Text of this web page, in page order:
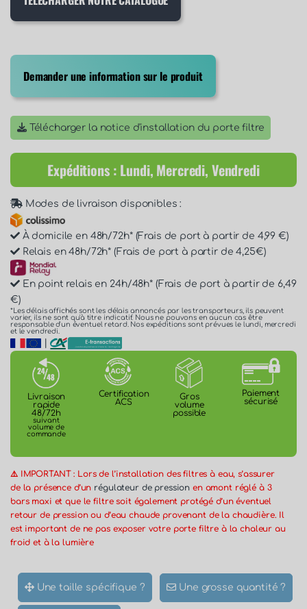
Demander une information sur le produit
Télécharger la notice d'installation du porte filtre
Expéditions : Lundi, Mercredi, Vendredi
Modes de livraison disponibles :
À domicile en 48h/72h* (Frais de port à partir de 4,99 €)
Relais en 48h/72h* (Frais de port à partir de 4,25€)
En point relais en 24h/48h* (Frais de port à partir de 6,49
€)
*Les délais affichés sont les délais annoncés par les transporteurs, ils peuvent
varier, ils ne sont qu'à titre indicatif. Nous ne pouvons en aucun cas être
responsable d'un éventuel retard. Nos expéditions sont prévues le lundi, mercredi
et le vendredi.
Livraison
rapide
48/72h
suivant
volume de
commande
Certification
ACS
Gros
volume
possible
Paiement
sécurisé
⚠️ IMPORTANT : Lors de l’installation des filtres à eau, s’assurer
de la présence d’un régulateur de pression en amont réglé à 3
bars maxi et que le filtre soit également protégé d’un éventuel
retour de pression ou d’eau chaude provenant de la chaudière. Il
est important de ne pas exposer votre porte filtre à la chaleur au
froid et à la lumière
Une taille spécifique ? Une grosse quantité ?